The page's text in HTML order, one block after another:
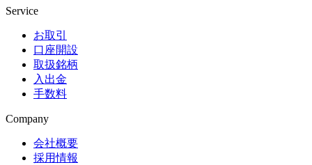
Service
お取引
口座開設
取扱銘柄
入出金
手数料
Company
会社概要
採用情報